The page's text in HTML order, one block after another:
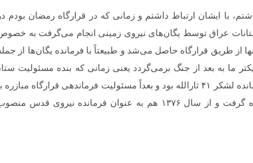
با ایشان ارتباط داشتم و زمانی که در قرارگاه رمضان بودم
عراق توسط یگان­‌های نیروی زمینی انجام می‌گرفت به
از طریق قرارگاه حاصل می‌شد و طبیعتاً با فرمانده یگان­‌ها از
ما به بعد از جنگ برمی‌­گردد یعنی زمانی که بنده مسئولیت
مشترک سپاه پاسداران را برعهده داشتم و ایشان فرمانده لشکر ۴۱ ثارالله بود و بعداً مسئولیت فرماندهی قرارگاه مبازره
اشرار در شرق کشور یعنی قرارگاه قدس را بر عهده گرفت و از سال ۱۳۷۶ هم به عنوان فرمانده نیروی قدس